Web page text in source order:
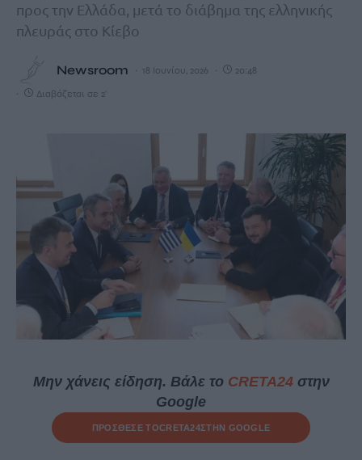
προς την Ελλάδα, μετά το διάβημα της ελληνικής
πλευράς στο Κίεβο
Newsroom 18 Ιουνίου, 2026 20:48
Διαβάζεται σε 2'
Μην χάνεις είδηση. Βάλε το CRETA24στην
Google
ΠΡΟΣΘΕΣΕ ΤΟCRETA24ΣΤΗΝ GOOGLE